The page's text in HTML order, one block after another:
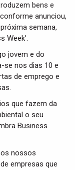
bens e
anunciou,
semana,
Week’.
jovem e do
se nos dias 10 e
de emprego e
que fazem da
o seu
Business
nossos
empresas que